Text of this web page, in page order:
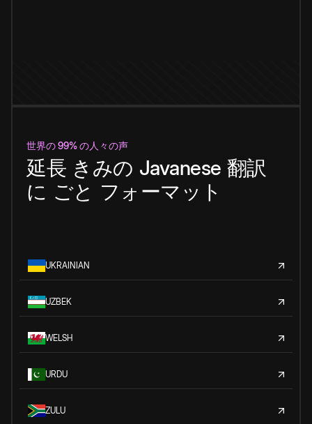
世界の 99% の人々の声
延長 きみの Javanese 翻訳
に ごと フォーマット
UKRAINIAN
UZBEK
WELSH
URDU
ZULU